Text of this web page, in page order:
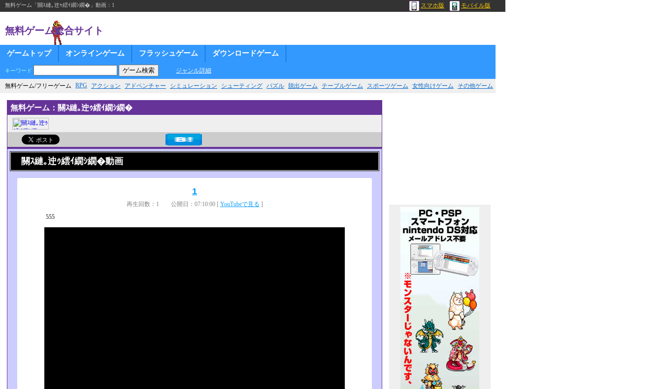
無料ゲーム「關ｽ縺｡迚ｩ繧ｲ繝ｼ繝�」動画：1 スマホ版 モバイル版
無料ゲーム総合サイト
ゲームトップ オンラインゲーム フラッシュゲーム ダウンロードゲーム
キーワード ジャンル詳細
無料ゲーム/フリーゲーム RPG アクション アドベンチャー シミュレーション シューティング パズル 脱出ゲーム テーブルゲーム スポーツゲーム 女性向けゲーム その他ゲーム
無料ゲーム：關ｽ縺｡迚ｩ繧ｲ繝ｼ繝�
關ｽ縺｡迚ｩ繧ｲ繝ｼ繝�動画
1
再生回数：1 公開日：07:10:00 [ YouTubeで見る ]
555